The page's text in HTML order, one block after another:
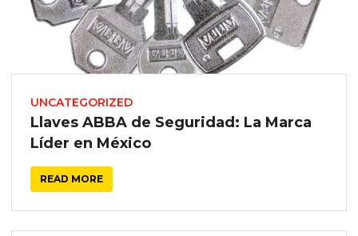
UNCATEGORIZED
Llaves ABBA de Seguridad: La Marca
Líder en México
READ MORE